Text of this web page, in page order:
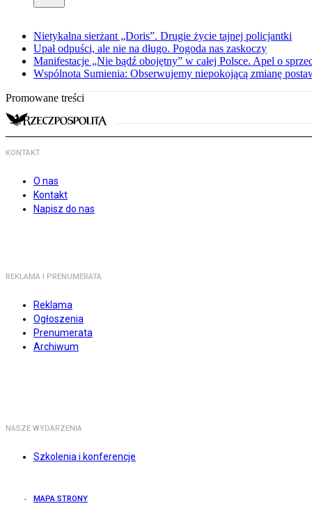
Nietykalna sierżant „Doris”. Drugie życie tajnej policjantki
Upał odpuści, ale nie na długo. Pogoda nas zaskoczy
Manifestacje „Nie bądź obojętny” w całej Polsce. Apel o
Wspólnota Sumienia: Obserwujemy niepokojącą zmianę
Promowane treści
KONTAKT
O nas
Kontakt
Napisz do nas
REKLAMA I PRENUMERATA
Reklama
Ogłoszenia
Prenumerata
Archiwum
NASZE WYDARZENIA
Szkolenia i konferencje
MAPA STRONY